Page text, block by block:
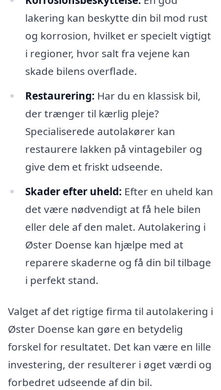
lakering kan beskytte din bil mod rust
og korrosion, hvilket er specielt vigtigt
i regioner, hvor salt fra vejene kan
skade bilens overflade.
Restaurering: Har du en klassisk bil,
der trænger til kærlig pleje?
Specialiserede autolakører kan
restaurere lakken på vintagebiler og
give dem et friskt udseende.
Skader efter uheld: Efter en uheld kan
det være nødvendigt at få hele bilen
eller dele af den malet. Autolakering i
Øster Doense kan hjælpe med at
reparere skaderne og få din bil tilbage
i perfekt stand.
Valget af det rigtige firma til autolakering i
Øster Doense kan gøre en betydelig
forskel for resultatet. Det kan være en lille
investering, der resulterer i øget værdi og
forbedret udseende af din bil.